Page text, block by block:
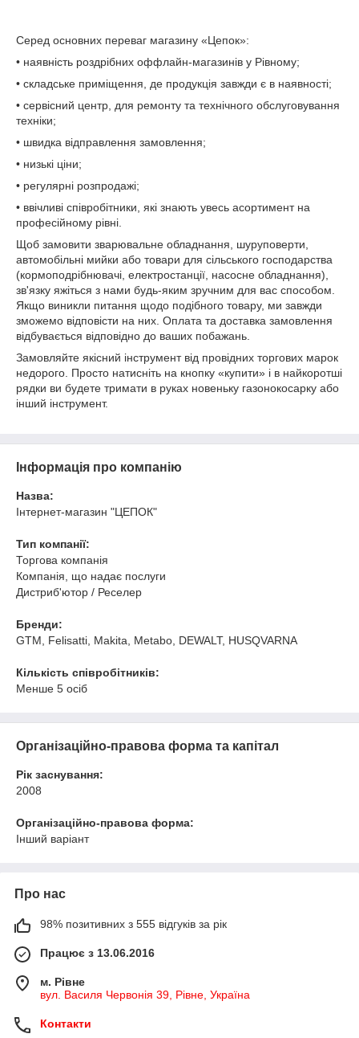
Серед основних переваг магазину «Цепок»:
• наявність роздрібних оффлайн-магазинів у Рівному;
• складське приміщення, де продукція завжди є в наявності;
• сервісний центр, для ремонту та технічного обслуговування
техніки;
• швидка відправлення замовлення;
• низькі ціни;
• регулярні розпродажі;
• ввічливі співробітники, які знають увесь асортимент на
професійному рівні.
Щоб замовити зварювальне обладнання, шуруповерти,
автомобільні мийки або товари для сільського господарства
(кормоподрібнювачі, електростанції, насосне обладнання),
зв'язку яжіться з нами будь-яким зручним для вас способом.
Якщо виникли питання щодо подібного товару, ми завжди
зможемо відповісти на них. Оплата та доставка замовлення
відбувається відповідно до ваших побажань.
Замовляйте якісний інструмент від провідних торгових марок
недорого. Просто натисніть на кнопку «купити» і в найкоротші
рядки ви будете тримати в руках новеньку газонокосарку або
інший інструмент.
Інформація про компанію
Назва:
Інтернет-магазин "ЦЕПОК"
Тип компанії:
Торгова компанія
Компанія, що надає послуги
Дистриб'ютор / Реселер
Бренди:
GTM, Felisatti, Makita, Metabo, DEWALT, HUSQVARNA
Кількість співробітників:
Менше 5 осіб
Організаційно-правова форма та капітал
Рік заснування:
2008
Організаційно-правова форма:
Інший варіант
Про нас
98% позитивних з 555 відгуків за рік
Працює з 13.06.2016
м. Рівне
вул. Василя Червонія 39, Рівне, Україна
Контакти